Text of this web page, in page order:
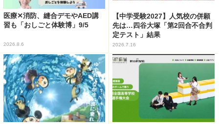
医療✕消防、縫合デモやAED講
習も「おしごと体験博」9/5
2026.8.6
【中学受験2027】人気校の併願
先は…四谷大塚「第2回合不合判
定テスト」結果
2026.7.16